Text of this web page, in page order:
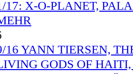
17: X-O-PLANET,
16 YANN TIERSEN,
GODS OF